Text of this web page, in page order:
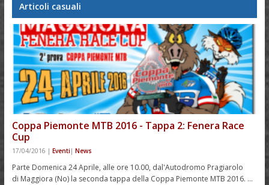
Articoli casuali
Coppa Piemonte MTB 2016 - Tappa 2: Fenera Race
Cup
17/04/2016 | Eventi | News
Parte Domenica 24 Aprile, alle ore 10.00, dal'Autodromo Pragiarolo
di Maggiora (No) la seconda tappa della Coppa Piemonte MTB 2016. …